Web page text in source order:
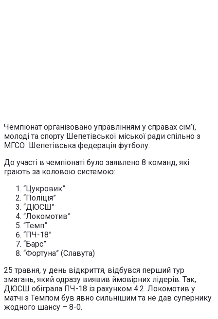
Чемпіонат організовано управлінням у справах сім’ї,
молоді та спорту Шепетівської міської ради спільно з
МГСО Шепетівська федерація футболу.
До участі в чемпіонаті було заявлено 8 команд, які
грають за коловою системою:
“Цукровик”
“Поліція”
“ДЮСШ”
“Локомотив”
“Темп”
“ПЧ-18”
“Барс”
“Фортуна” (Славута)
25 травня, у день відкриття, відбувся перший тур
змагань, який одразу виявив ймовірних лідерів. Так,
ДЮСШ обіграла ПЧ-18 із рахунком 4:2. Локомотив у
матчі з Темпом був явно сильнішим та не дав супернику
жодного шансу – 8-0.